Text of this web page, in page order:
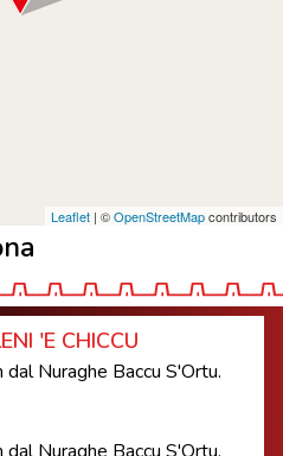
Leaflet | ©OpenStreetMapcontributors
'E CHICCU
Nuraghe Baccu S'Ortu.